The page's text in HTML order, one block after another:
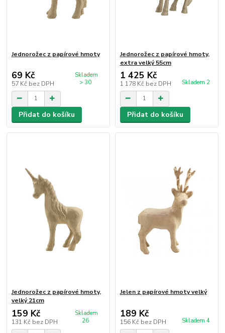
Jednorožec z papírové hmoty
69 Kč
57 Kč bez DPH
Skladem
> 30
Přidat do košíku
Jednorožec z papírové hmoty,
extra velký 55cm
1 425 Kč
1 178 Kč bez DPH Skladem 2
Přidat do košíku
Jednorožec z papírové hmoty,
velký 21cm
159 Kč
131 Kč bez DPH
Skladem
26
Jelen z papírové hmoty velký
189 Kč
156 Kč bez DPH Skladem 4